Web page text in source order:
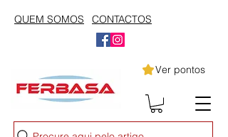
QUEM SOMOS CONTACTOS
Ver pontos